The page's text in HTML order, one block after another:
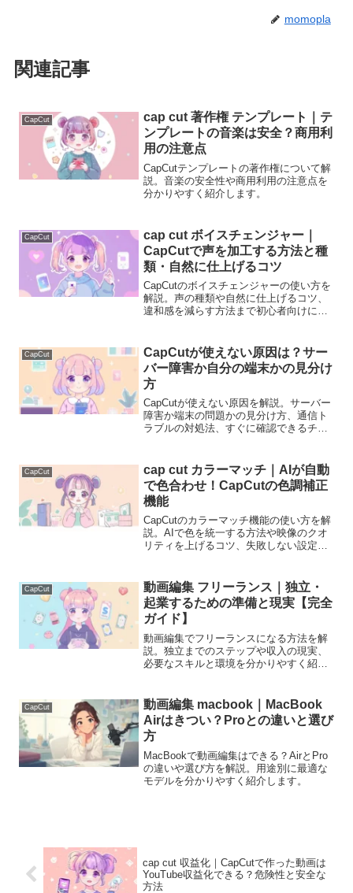
momopla
関連記事
CapCut
cap cut 著作権 テンプレート｜テ
ンプレートの音楽は安全？商用利
用の注意点
CapCutテンプレートの著作権について解
説。音楽の安全性や商用利用の注意点を
分かりやすく紹介します。
CapCut
cap cut ボイスチェンジャー｜
CapCutで声を加工する方法と種
類・自然に仕上げるコツ
CapCutのボイスチェンジャーの使い方を
解説。声の種類や自然に仕上げるコツ、
違和感を減らす方法まで初心者向けに説
CapCut
CapCutが使えない原因は？サー
バー障害か自分の端末かの見分け
方
CapCutが使えない原因を解説。サーバー
障害か端末の問題かの見分け方、通信ト
ラブルの対処法、すぐに確認できるチェ
CapCut
cap cut カラーマッチ｜AIが自動
で色合わせ！CapCutの色調補正
機能
CapCutのカラーマッチ機能の使い方を解
説。AIで色を統一する方法や映像のクオ
リティを上げるコツ、失敗しない設定を
CapCut
動画編集 フリーランス｜独立・
起業するための準備と現実【完全
ガイド】
動画編集でフリーランスになる方法を解
説。独立までのステップや収入の現実、
必要なスキルと環境を分かりやすく紹介
CapCut
動画編集 macbook｜MacBook
Airはきつい？Proとの違いと選び
方
MacBookで動画編集はできる？AirとPro
の違いや選び方を解説。用途別に最適な
モデルを分かりやすく紹介します。
cap cut 収益化｜CapCutで作った動画は
YouTube収益化できる？危険性と安全な
方法